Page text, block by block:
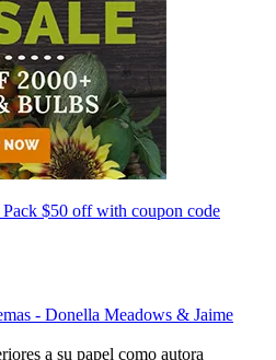
- Donella Meadows & Jaime
a su papel como autora